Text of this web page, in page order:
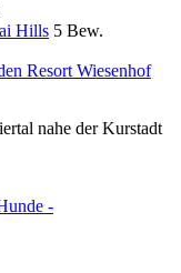
Hills 5 Bew.
Wiesenhof
nahe der Kurstadt